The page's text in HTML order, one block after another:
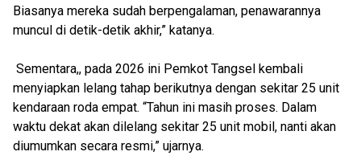
Biasanya mereka sudah berpengalaman, penawarannya
muncul di detik-detik akhir,” katanya.
Sementara,, pada 2026 ini Pemkot Tangsel kembali
menyiapkan lelang tahap berikutnya dengan sekitar 25 unit
kendaraan roda empat. “Tahun ini masih proses. Dalam
waktu dekat akan dilelang sekitar 25 unit mobil, nanti akan
diumumkan secara resmi,” ujarnya.